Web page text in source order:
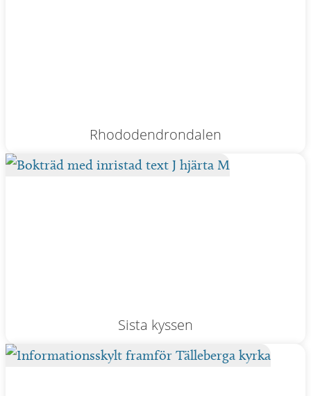
Rhododendrondalen
Sista kyssen